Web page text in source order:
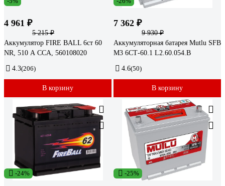
4 961 ₽
5 215 ₽
Аккумулятор FIRE BALL 6ст 60
NR, 510 А CCA, 560108020
4.3(206)
В корзину
7 362 ₽
9 930 ₽
Аккумуляторная батарея Mutlu SFB
M3 6СТ-60.1 L2.60.054.B
4.6(50)
В корзину
-24% -25%